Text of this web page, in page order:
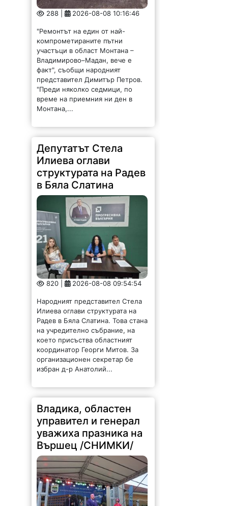
288 | 2026-08-08 10:16:46
"Ремонтът на един от най-
компрометираните пътни
участъци в област Монтана –
Владимирово–Мадан, вече е
факт", съобщи народният
представител Димитър Петров.
"Преди няколко седмици, по
време на приемния ни ден в
Монтана,...
Депутатът Стела
Илиева оглави
структурата на Радев
в Бяла Слатина
820 | 2026-08-08 09:54:54
Народният представител Стела
Илиева оглави структурата на
Радев в Бяла Слатина. Това стана
на учредително събрание, на
което присъства областният
координатор Георги Митов. За
организационен секретар бе
избран д-р Анатолий...
Владика, областен
управител и генерал
уважиха празника на
Вършец /СНИМКИ/